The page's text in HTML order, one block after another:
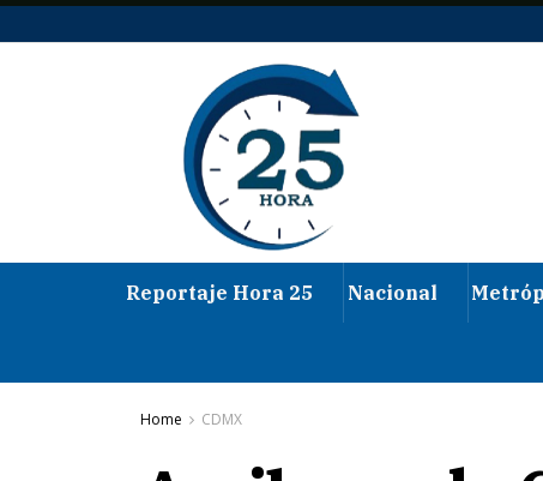
Reportaje Hora 25 Nacional
Home CDMX